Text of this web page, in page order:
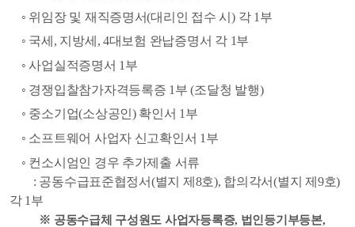
◦ 위임장 및 재직증명서(대리인 접수 시) 각 1 부
◦ 국세 , 지방세 , 4대보험 완납증명서 각 1부
◦사업실적증명서 1 부
◦ 경쟁입찰참가자격등록증 1 부(조달청 발행)
◦ 중소기업(소상공인) 확인서 1 부
◦ 소프트웨어 사업자 신고확인서 1 부
◦ 컨소시엄인 경우 추가제출 서류
: 공동수급표준협정서(별지 제 8호), 합의각서(별지 제 9호)
각 1 부
※ 공동수급체 구성원도 사업자등록증, 법인등기부등본,